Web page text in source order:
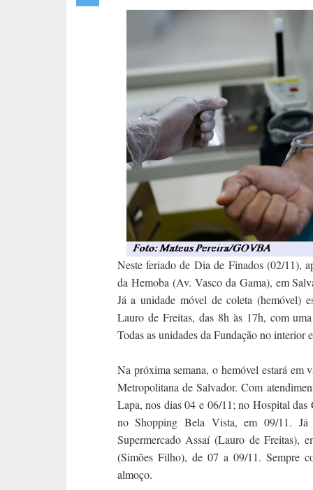
Neste feriado de Dia de Finados (02/11),
da Hemoba (Av. Vasco da Gama), em
Já a unidade móvel de coleta (hemóvel)
Lauro de Freitas, das 8h às 17h, com
Todas as unidades da Fundação no interior
Na próxima semana, o hemóvel estará em
Metropolitana de Salvador. Com
Lapa, nos dias 04 e 06/11; no Hospital
no Shopping Bela Vista, em 09/11.
Supermercado Assaí (Lauro de Freitas),
(Simões Filho), de 07 a 09/11. Sempre
almoço.